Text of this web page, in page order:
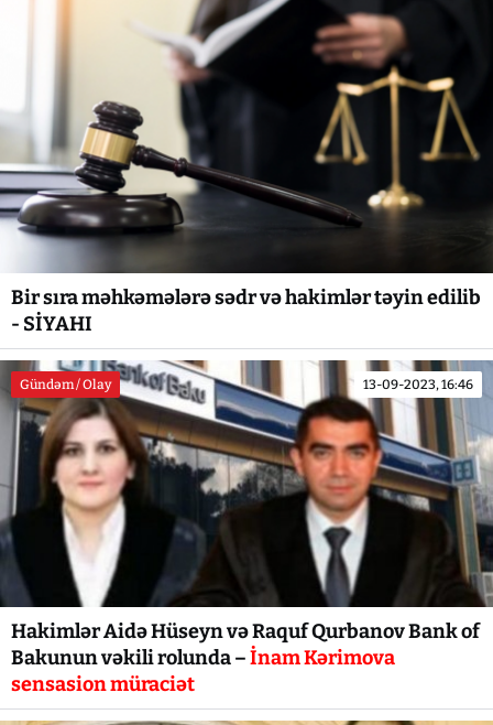
Bir sıra məhkəmələrə sədr və hakimlər təyin edilib
- SİYAHI
Gündəm / Olay 13-09-2023, 16:46
Hakimlər Aidə Hüseyn və Raquf Qurbanov Bank of
Bakunun vəkili rolunda –İnam Kərimova
sensasion müraciət